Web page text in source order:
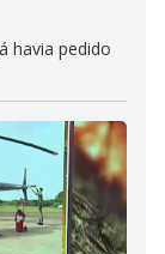
havia pedido